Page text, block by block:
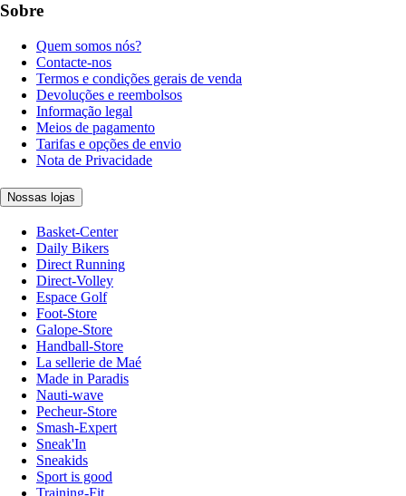
Sobre
Quem somos nós?
Contacte-nos
Termos e condições gerais de venda
Devoluções e reembolsos
Informação legal
Meios de pagamento
Tarifas e opções de envio
Nota de Privacidade
Nossas lojas
Basket-Center
Daily Bikers
Direct Running
Direct-Volley
Espace Golf
Foot-Store
Galope-Store
Handball-Store
La sellerie de Maé
Made in Paradis
Nauti-wave
Pecheur-Store
Smash-Expert
Sneak'In
Sneakids
Sport is good
Training-Fit